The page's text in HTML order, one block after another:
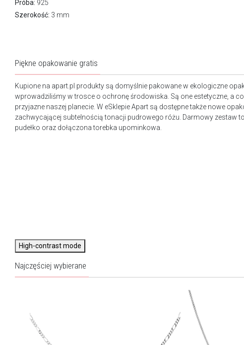
Próba: 925
Szerokość: 3 mm
Piękne opakowanie gratis
Kupione na apart.pl produkty są domyślnie pakowane w ekologiczne
wprowadziliśmy w trosce o ochronę środowiska. Są one estetyczne, a
przyjazne naszej planecie. W eSklepie Apart są dostępne także nowe
zachwycającej subtelnością tonacji pudrowego różu. Darmowy zestaw
pudełko oraz dołączona torebka upominkowa.
High-contrast mode
Najczęściej wybierane